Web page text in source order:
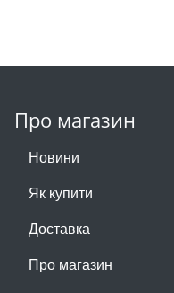
Про магазин
Новини
Як купити
Доставка
Про магазин